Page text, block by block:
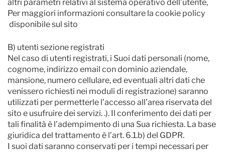
altri parametri relativi al sistema operativo dell’utente,
Per maggiori informazioni consultare la cookie policy
disponibile sul sito
B) utenti sezione registrati
Nel caso di utenti registrati, i Suoi dati personali (nome,
cognome, indirizzo email con dominio aziendale,
mansione, numero cellulare, ed eventuali altri dati che
venissero richiesti nei moduli di registrazione) saranno
utilizzati per permetterle l’accesso all’area riservata del
sito e usufruire dei servizi. .). Il conferimento dei dati per
tali finalità è l’adempimento di una Sua richiesta. La base
giuridica del trattamento è l’art. 6.1.b) del GDPR.
I suoi dati saranno conservati per i tempi necessari per